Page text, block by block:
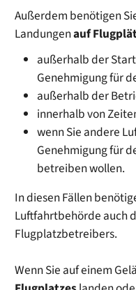
Außerdem benötigen
Landungenauf
außerhalb der
Genehmigung für
außerhalb der
innerhalb von
wenn Sie andere
Genehmigung für
betreiben wollen.
In diesen Fällen
Luftfahrtbehörde auch
Flugplatzbetreibers.
Wenn Sie auf einem